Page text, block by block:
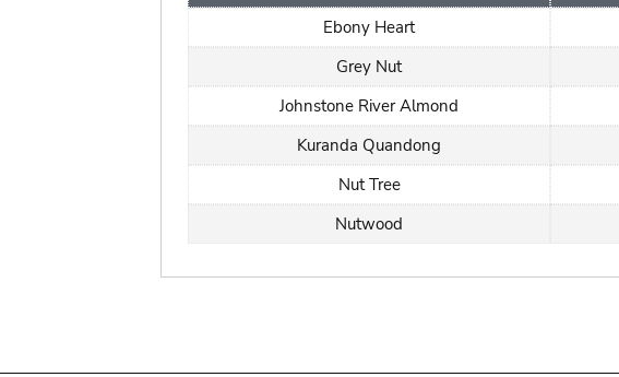
Ebony Heart
Grey Nut
Johnstone River Almond
Kuranda Quandong
Nut Tree
Nutwood